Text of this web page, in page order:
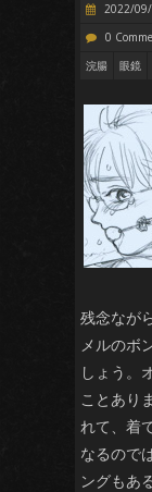
2022/
0
浣腸
眼鏡
残念なが
メルのボ
しょう。
ことあり
れて、着
なるので
ングもあ